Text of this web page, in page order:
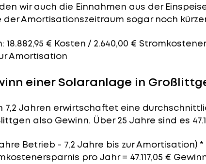
wir auch die Einnahmen aus der
derAmortisationszeitraum sogar noch
18.882,95 € Kosten / 2.640,00 €
Amortisation
einer Solaranlage in
7,2 Jahren erwirtschaftet eine
also Gewinn. Über 25 Jahre sind es
Betrieb - 7,2 Jahre bis zur Amortisation) *
pro Jahr = 47.117,05 €